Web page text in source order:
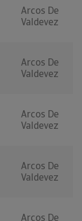
Arcos De
Valdevez
Arcos De
Valdevez
Arcos De
Valdevez
Arcos De
Valdevez
Arcos De